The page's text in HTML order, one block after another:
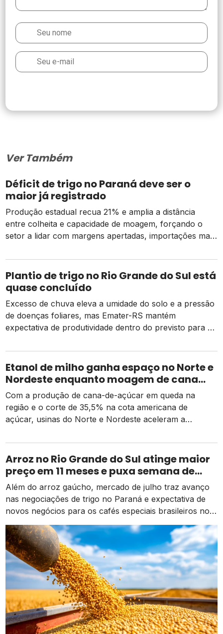
Ver Também
Déficit de trigo no Paraná deve ser o
maior já registrado
Produção estadual recua 21% e amplia a distância
entre colheita e capacidade de moagem, forçando o
setor a lidar com margens apertadas, importações mais
Plantio de trigo no Rio Grande do Sul está
quase concluído
Excesso de chuva eleva a umidade do solo e a pressão
de doenças foliares, mas Emater-RS mantém
expectativa de produtividade dentro do previsto para a
Etanol de milho ganha espaço no Norte e
Nordeste enquanto moagem de cana
recua e tarifa dos EUA pressiona usinas
Com a produção de cana-de-açúcar em queda na
região e o corte de 35,5% na cota americana de
açúcar, usinas do Norte e Nordeste aceleram a
de receita e competitividade.
Arroz no Rio Grande do Sul atinge maior
preço em 11 meses e puxa semana de
valorização no campo
Além do arroz gaúcho, mercado de julho traz avanço
nas negociações de trigo no Paraná e expectativa de
novos negócios para os cafés especiais brasileiros no
exterior